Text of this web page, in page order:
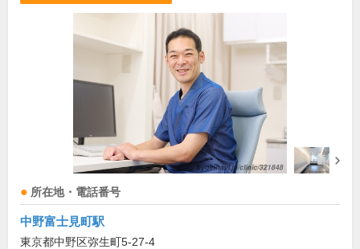
所在地・電話番号
中野富士見町駅
東京都中野区弥生町5-27-4